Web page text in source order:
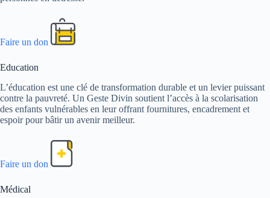
Faire un don
Education
L’éducation est une clé de transformation durable et un levier puissant
contre la pauvreté. Un Geste Divin soutient l’accès à la scolarisation
des enfants vulnérables en leur offrant fournitures, encadrement et
espoir pour bâtir un avenir meilleur.
Faire un don
Médical